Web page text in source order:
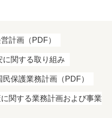
計画（PDF）
に関する取り組み
民保護業務計画（PDF）
関する業務計画および事業